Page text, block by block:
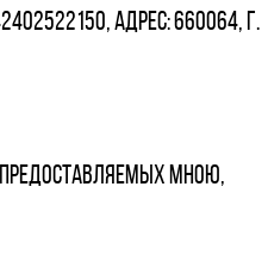
адрес: 660064, г.
предоставляемых мною,